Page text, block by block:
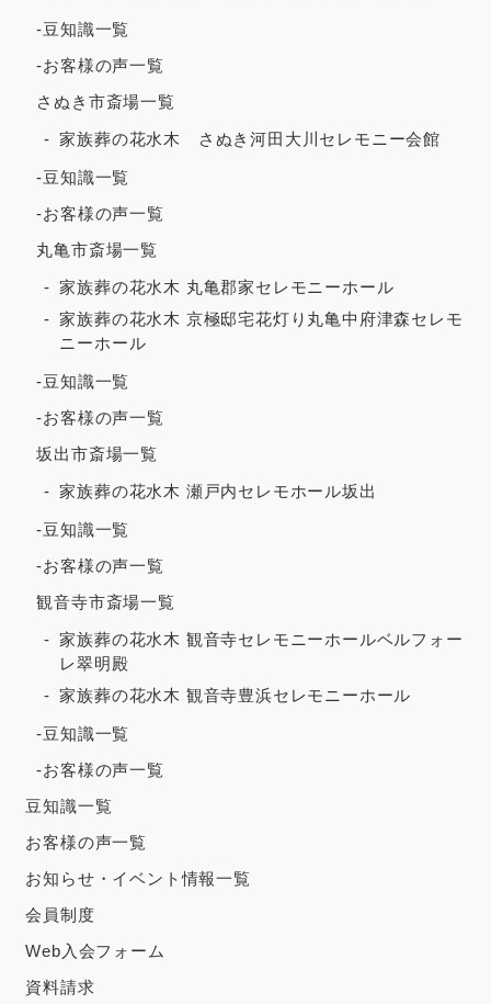
2021年11月
2021年10月
2021年5月
2021年4月
2021年3月
2021年2月
-豆知識一覧
-お客様の声一覧
さぬき市斎場一覧
家族葬の花水木 さぬき河田大川セレモニー会館
-豆知識一覧
-お客様の声一覧
丸亀市斎場一覧
家族葬の花水木 丸亀郡家セレモニーホール
家族葬の花水木 京極邸宅花灯り丸亀中府津森セレモ
ニーホール
-豆知識一覧
-お客様の声一覧
坂出市斎場一覧
家族葬の花水木 瀬戸内セレモホール坂出
-豆知識一覧
-お客様の声一覧
観音寺市斎場一覧
家族葬の花水木 観音寺セレモニーホールベルフォー
レ翠明殿
家族葬の花水木 観音寺豊浜セレモニーホール
-豆知識一覧
-お客様の声一覧
豆知識一覧
お客様の声一覧
お知らせ・イベント情報一覧
会員制度
Web入会フォーム
資料請求